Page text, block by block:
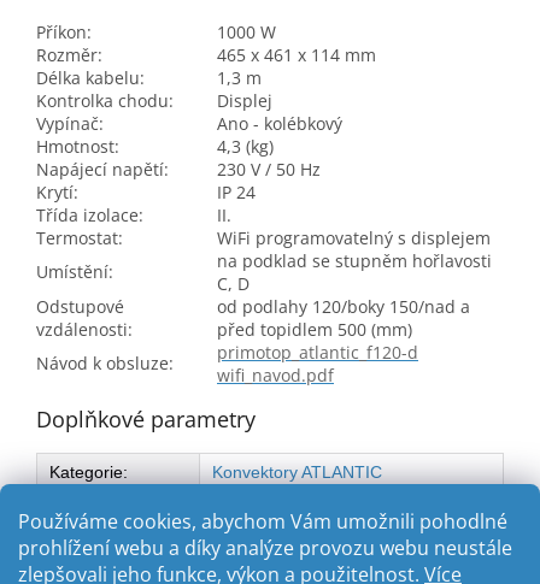
Používáme cookies, abychom Vám umožnili pohodlné
prohlížení webu a díky analýze provozu webu neustále
zlepšovali jeho funkce, výkon a použitelnost. Více
Příkon:
1000 W
Rozměr:
465 x 461 x 114 mm
Délka kabelu:
1,3 m
Kontrolka chodu:
Displej
Vypínač:
Ano - kolébkový
Hmotnost:
4,3 (kg)
Napájecí napětí:
230 V / 50 Hz
Krytí:
IP 24
Třída izolace:
II.
Termostat:
WiFi programovatelný s displejem
Umístění:
na podklad se stupněm hořlavosti
C, D
Odstupové
vzdálenosti:
od podlahy 120/boky 150/nad a
před topidlem 500 (mm)
Návod k obsluze:
primotop_atlantic_f120-d
wifi_navod.pdf
Doplňkové parametry
Kategorie:
Konvektory ATLANTIC
Typ
ATLANTIC F120-D WiFi